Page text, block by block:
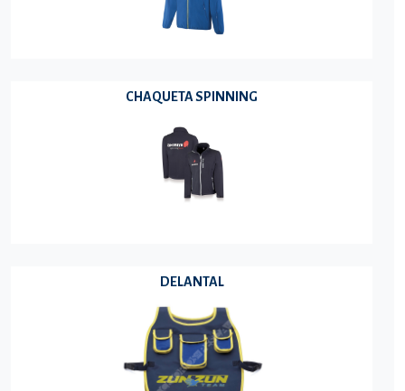
CHAQUETA SPINNING
DELANTAL